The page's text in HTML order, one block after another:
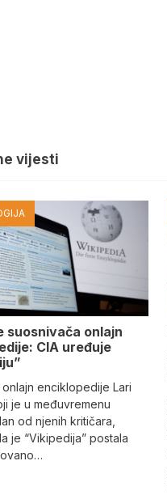
vijesti
suosnivača onlajn
CIA uređuje
enciklopedije Lari
je u međuvremenu
od njenih kritičara,
je “Vikipedija” postala